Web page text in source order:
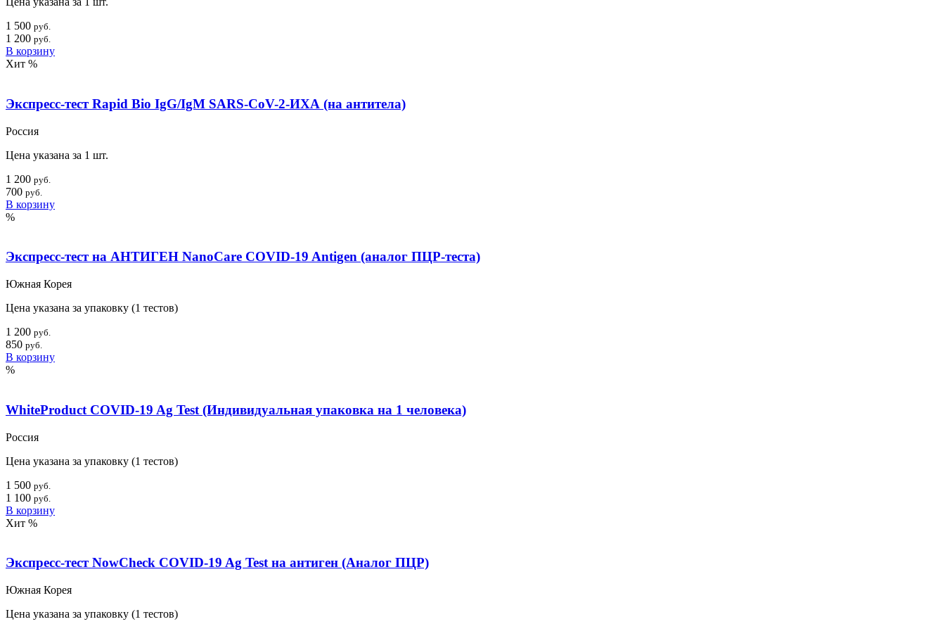
1 500 руб.
1 200 руб.
В корзину
Хит %
Экспресс-тест Rapid Bio IgG/IgM SARS-CoV-2-ИХА (на антитела)
Россия
Цена указана за 1 шт.
1 200 руб.
700 руб.
В корзину
%
Экспресс-тест на АНТИГЕН NanoCare COVID-19 Antigen (аналог ПЦР-теста)
Южная Корея
Цена указана за упаковку (1 тестов)
1 200 руб.
850 руб.
В корзину
%
WhiteProduct COVID-19 Ag Test (Индивидуальная упаковка на 1 человека)
Россия
Цена указана за упаковку (1 тестов)
1 500 руб.
1 100 руб.
В корзину
Хит %
Экспресс-тест NowCheck COVID-19 Ag Test на антиген (Аналог ПЦР)
Южная Корея
Цена указана за упаковку (1 тестов)